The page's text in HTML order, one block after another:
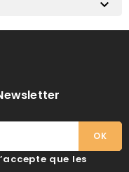

que les